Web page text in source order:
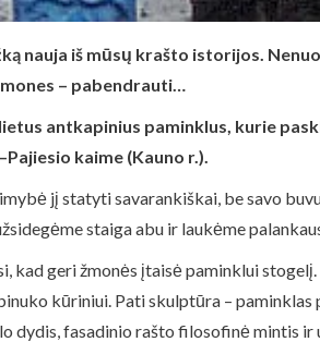
nauja iš mūsų krašto istorijos.
– pabendrauti…
antkapinius paminklus, kurie
kaime (Kauno r.).
jį statyti savarankiškai, be savo
staiga abu ir laukėme
geri žmonės įtaisė paminklui stogelį.
kūriniui. Pati skulptūra – paminklas
dydis, fasadinio rašto filosofinė mintis ir